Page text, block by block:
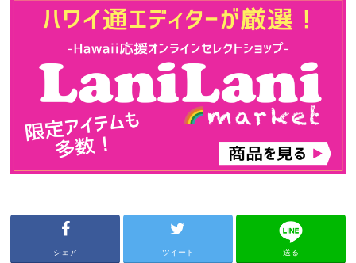
シェア ツイート 送る